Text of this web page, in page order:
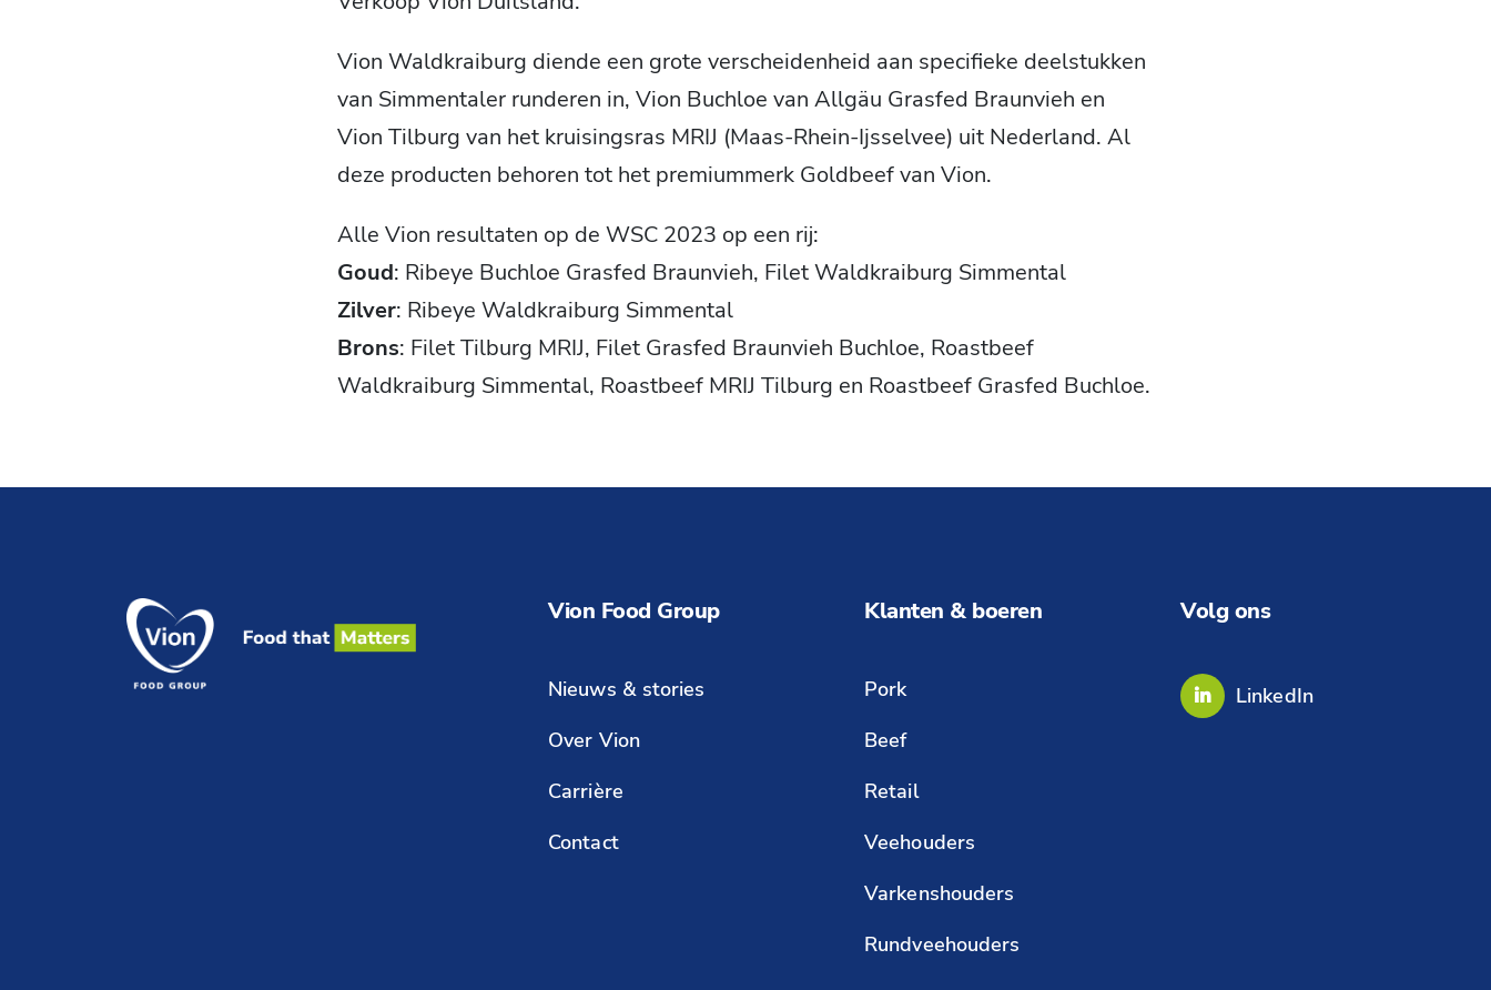
Vion Waldkraiburg diende een grote verscheidenheid aan specifieke deelstukken
van Simmentaler runderen in, Vion Buchloe van Allgäu Grasfed Braunvieh en
Vion Tilburg van het kruisingsras MRIJ (Maas-Rhein-Ijsselvee) uit Nederland. Al
deze producten behoren tot het premiummerk Goldbeef van Vion.
Alle Vion resultaten op de WSC 2023 op een rij:
Goud: Ribeye Buchloe Grasfed Braunvieh, Filet Waldkraiburg Simmental
Zilver: Ribeye Waldkraiburg Simmental
Brons: Filet Tilburg MRIJ, Filet Grasfed Braunvieh Buchloe, Roastbeef
Waldkraiburg Simmental, Roastbeef MRIJ Tilburg en Roastbeef Grasfed Buchloe.
Vion Food Group
Nieuws & stories
Over Vion
Carrière
Contact
Klanten & boeren
Pork
Beef
Retail
Veehouders
Varkenshouders
Rundveehouders
Volg ons
LinkedIn